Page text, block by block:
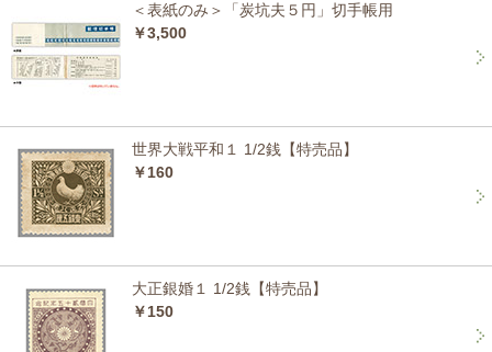
＜表紙のみ＞「炭坑夫５円」切手帳用
￥3,500
世界大戦平和１ 1/2銭【特売品】
￥160
大正銀婚１ 1/2銭【特売品】
￥150